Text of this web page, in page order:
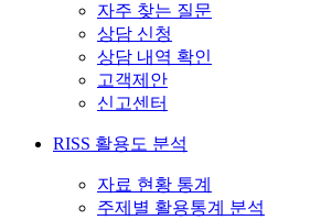
자주 찾는 질문
상담 신청
상담 내역 확인
고객제안
신고센터
RISS 활용도 분석
자료 현황 통계
주제별 활용통계 분석